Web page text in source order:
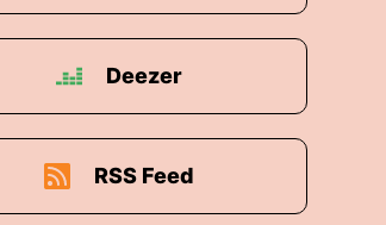
Deezer
RSS Feed